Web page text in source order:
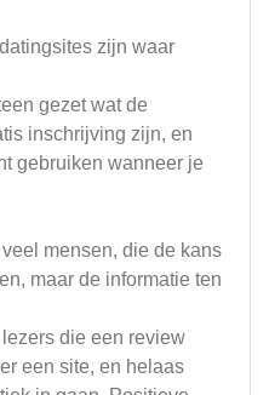
zijn waar
gezet wat de
inschrijving zijn, en
gebruiken wanneer je
mensen, die de kans
maar de informatie ten
die een review
een site, en helaas